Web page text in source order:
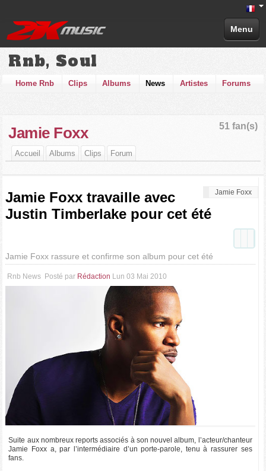
Menu
Rnb, Soul
Home Rnb Clips Albums News Artistes Forums
51 fan(s)
Jamie Foxx
Accueil Albums Clips Forum
Jamie Foxx
Jamie Foxx travaille avec
Justin Timberlake pour cet été
Jamie Foxx rassure et confirme son album pour cet été
Rnb News Posté par Rédaction Lun 03 Mai 2010
Suite aux nombreux reports associés à son nouvel album, l’acteur/chanteur
Jamie Foxx a, par l’intermédiaire d’un porte-parole, tenu à rassurer ses
fans.